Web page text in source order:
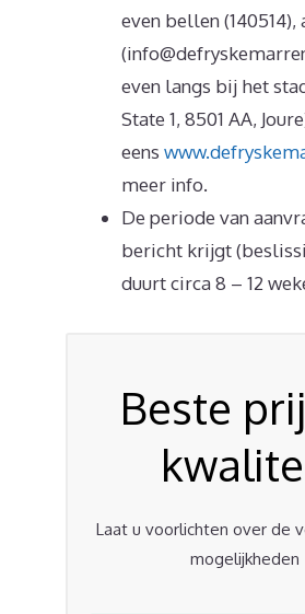
even bellen
even langs bij het
State 1, 8501 AA,
eens
meer info.
De periode van
bericht krijgt
duurt circa 8 – 12
Beste
Laat u voorlichten over de
mogelijkheden